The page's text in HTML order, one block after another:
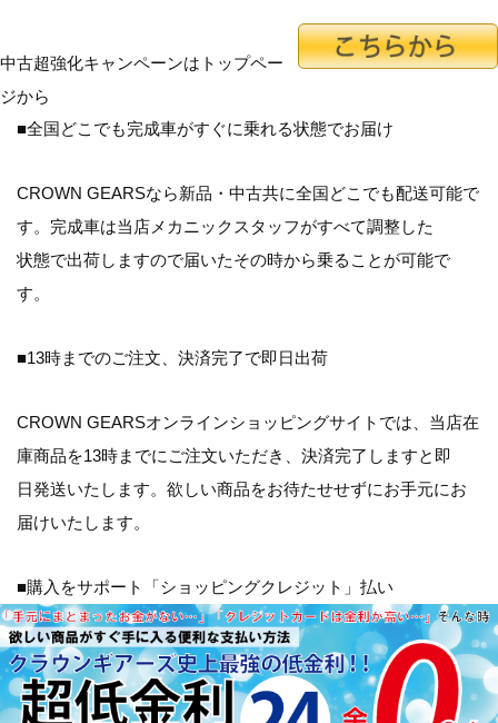
中古超強化キャンペーンはトップペー
ジから
■全国どこでも完成車がすぐに乗れる状態でお届け
CROWN GEARSなら新品・中古共に全国どこでも配送可能で
す。完成車は当店メカニックスタッフがすべて調整した
状態で出荷しますので届いたその時から乗ることが可能で
す。
■13時までのご注文、決済完了で即日出荷
CROWN GEARSオンラインショッピングサイトでは、当店在
庫商品を13時までにご注文いただき、決済完了しますと即
日発送いたします。欲しい商品をお待たせせずにお手元にお
届けいたします。
■購入をサポート「ショッピングクレジット」払い